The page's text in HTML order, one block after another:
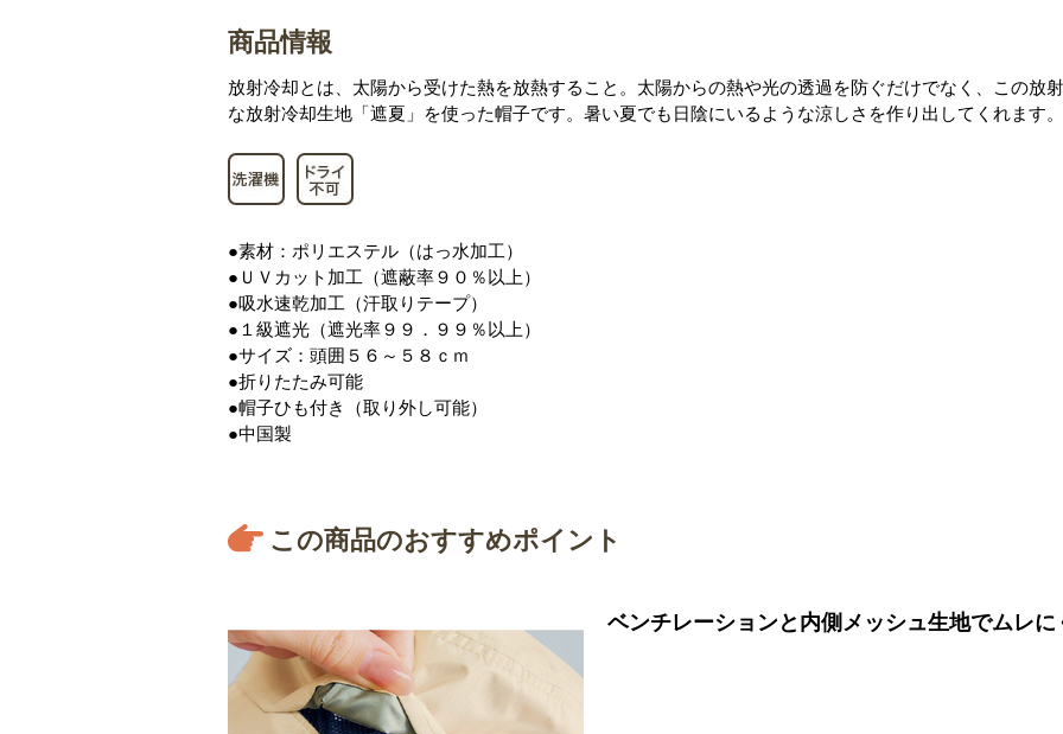
商品情報
放射冷却とは、太陽から受けた熱を放熱すること。太陽からの熱や光の透過を防ぐだけでなく、この放
な放射冷却生地「遮夏」を使った帽子です。暑い夏でも日陰にいるような涼しさを作り出してくれます。
●素材：ポリエステル（はっ水加工）
●ＵＶカット加工（遮蔽率９０％以上）
●吸水速乾加工（汗取りテープ）
●１級遮光（遮光率９９．９９％以上）
●サイズ：頭囲５６～５８ｃｍ
●折りたたみ可能
●帽子ひも付き（取り外し可能）
●中国製
この商品のおすすめポイント
ベンチレーションと内側メッシュ生地でムレに